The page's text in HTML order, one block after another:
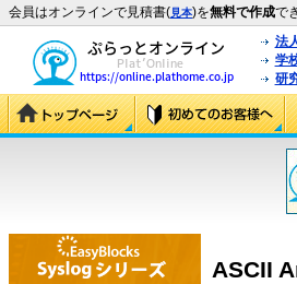
会員はオンラインで見積書(見本)を無料で作成で
法
学
研
ASCII